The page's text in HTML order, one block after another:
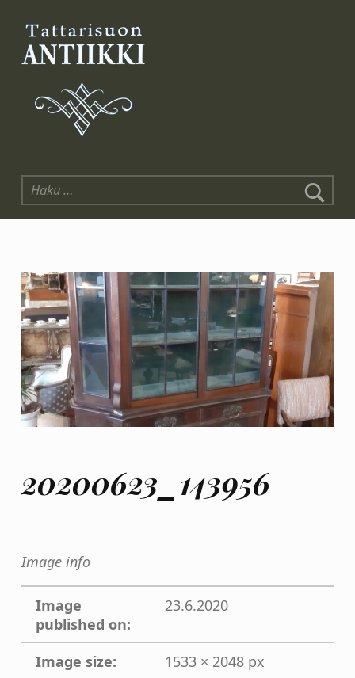
Tattarisuon Antiikki
Haku:
20200623_143956
Image info
Image
published on:
23.6.2020
Image size:
1533 × 2048 px